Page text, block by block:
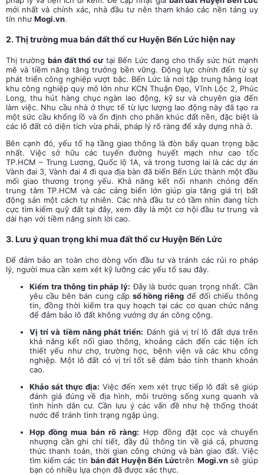
mới nhất và chính xác, nhà đầu tư nên tham khảo các nền tảng uy
tín nhưMogi.vn.
2. Thị trường mua bán đất thổ cư Huyện Bến Lức hiện nay
Thị trường bán đất thổ cưtại Bến Lức đang cho thấy sức hút mạnh
mẽ và tiềm năng tăng trưởng bền vững. Động lực chính đến từ sự
phát triển công nghiệp vượt bậc. Bến Lức là nơi tập trung hàng loạt
khu công nghiệp quy mô lớn như KCN Thuận Đạo, Vĩnh Lộc 2, Phúc
Long, thu hút hàng chục ngàn lao động, kỹ sư và chuyên gia đến
làm việc. Nhu cầu nhà ở thực tế từ lực lượng lao động này đã tạo ra
một sức cầu khổng lồ và ổn định cho phân khúc đất nền, đặc biệt là
các lô đất có diện tích vừa phải, pháp lý rõ ràng để xây dựng nhà ở.
Bên cạnh đó, yếu tố hạ tầng giao thông là đòn bẩy quan trọng bậc
nhất. Việc sở hữu các tuyến đường huyết mạch như cao tốc
TP.HCM – Trung Lương, Quốc lộ 1A, và trong tương lai là các dự án
Vành đai 3, Vành đai 4 đi qua địa bàn đã biến Bến Lức thành một đầu
mối giao thương trọng yếu. Khả năng kết nối nhanh chóng đến
trung tâm TP.HCM và các cảng biển lớn giúp gia tăng giá trị bất
động sản một cách tự nhiên. Các nhà đầu tư có tầm nhìn đang tích
cực tìm kiếm quỹ đất tại đây, xem đây là một cơ hội đầu tư trung và
dài hạn với tiềm năng sinh lời cao.
3. Lưu ý quan trọng khi mua đất thổ cư Huyện Bến Lức
Để đảm bảo an toàn cho dòng vốn đầu tư và tránh các rủi ro pháp
lý, người mua cần xem xét kỹ lưỡng các yếu tố sau đây.
Kiểm tra thông tin pháp lý: Đây là bước quan trọng nhất. Cần
yêu cầu bên bán cung cấp sổ hồng riêng để đối chiếu thông
tin, đồng thời kiểm tra quy hoạch tại các cơ quan chức năng
để đảm bảo lô đất không vướng dự án công cộng.
Vị trí và tiềm năng phát triển: Đánh giá vị trí lô đất dựa trên
khả năng kết nối giao thông, khoảng cách đến các tiện ích
thiết yếu như chợ, trường học, bệnh viện và các khu công
nghiệp. Một lô đất có vị trí tốt sẽ đảm bảo tính thanh khoản
cao.
Khảo sát thực địa: Việc đến xem xét trực tiếp lô đất sẽ giúp
đánh giá đúng về địa hình, môi trường sống xung quanh và
tình hình dân cư. Cần lưu ý các vấn đề như hệ thống thoát
nước để tránh tình trạng ngập úng.
Hợp đồng mua bán rõ ràng: Hợp đồng đặt cọc và chuyển
nhượng cần ghi chi tiết, đầy đủ thông tin về giá cả, phương
thức thanh toán, thời gian công chứng và bàn giao đất. Việc
tìm kiếm các tin bán đất Huyện Bến Lứctrên Mogi.vnsẽ giúp
bạn có nhiều lựa chọn đã được xác thực.